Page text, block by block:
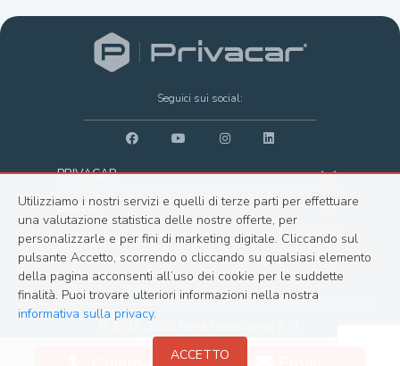
Seguici sui social:
PRIVACAR
Vendi
Compra
Parco moto
Suggerimenti
Stato d'uso
SERVIZI
Finanziamento
Garanzia
Trasporto
CONTATTI
Lista agenzie
Segnalazioni
P. IVA: 02371030442.
All right reserved - Made in Italy
Utilizziamo i nostri servizi e quelli di terze parti per effettuare
una valutazione statistica delle nostre offerte, per
personalizzarle e per fini di marketing digitale. Cliccando sul
pulsante Accetto, scorrendo o cliccando su qualsiasi elemento
della pagina acconsenti all’uso dei cookie per le suddette
finalità. Puoi trovare ulteriori informazioni nella nostra
informativa sulla privacy.
ACCETTO